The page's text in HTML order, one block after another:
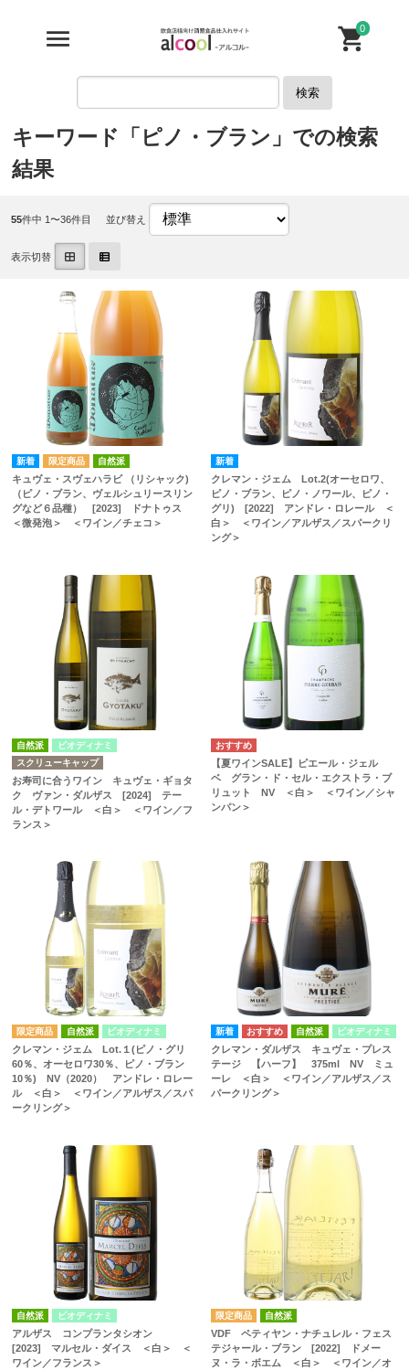
0
検索
キーワード「ピノ・ブラン」での検索
結果
55件中 1〜36件目 並び替え
表示切替
自然派
キュヴェ・スヴェハラビ （リシャック)
（ピノ・ブラン、ヴェルシュリースリン
グなど６品種） [2023] ドナトゥス
＜微発泡＞ ＜ワイン／チェコ＞
クレマン・ジェム Lot.2(オーセロワ、
ピノ・ブラン、ピノ・ノワール、ピノ・
グリ) [2022] アンドレ・ロレール ＜
白＞ ＜ワイン／アルザス／スパークリ
ング＞
自然派
ビオディナミ
スクリューキャップ
お寿司に合うワイン キュヴェ・ギョタ
ク ヴァン・ダルザス [2024] テー
ル・デトワール ＜白＞ ＜ワイン／フ
ランス＞
【夏ワインSALE】ピエール・ジェル
ベ グラン・ド・セル・エクストラ・ブ
リュット NV ＜白＞ ＜ワイン／シャ
ンパン＞
自然派 ビオディナミ
クレマン・ジェム Lot.１(ピノ・グリ
60％、オーセロワ30％、ピノ・ブラン
10％) NV（2020） アンドレ・ロレー
ル ＜白＞ ＜ワイン／アルザス／スパ
ークリング＞
自然派 ビオディナミ
クレマン・ダルザス キュヴェ・プレス
テージ 【ハーフ】 375ml NV ミュ
ーレ ＜白＞ ＜ワイン／アルザス／ス
パークリング＞
自然派 ビオディナミ
アルザス コンプランタシオン
[2023] マルセル・ダイス ＜白＞ ＜
ワイン／フランス＞
自然派
VDF ペティヤン・ナチュレル・フェス
テジャール・ブラン [2022] ドメー
ヌ・ラ・ボエム ＜白＞ ＜ワイン／オ